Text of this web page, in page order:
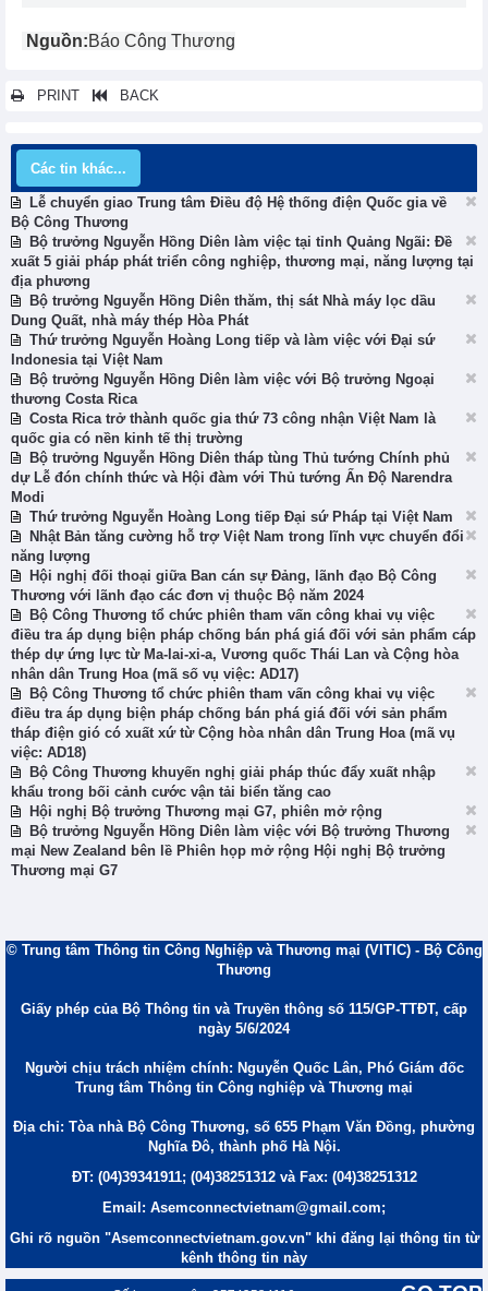
Nguồn:Báo Công Thương
PRINT BACK
Các tin khác...
Lễ chuyển giao Trung tâm Điều độ Hệ thống điện Quốc gia về
Bộ Công Thương
Bộ trưởng Nguyễn Hồng Diên làm việc tại tỉnh Quảng Ngãi: Đề
xuất 5 giải pháp phát triển công nghiệp, thương mại, năng lượng tại
địa phương
Bộ trưởng Nguyễn Hồng Diên thăm, thị sát Nhà máy lọc dầu
Dung Quất, nhà máy thép Hòa Phát
Thứ trưởng Nguyễn Hoàng Long tiếp và làm việc với Đại sứ
Indonesia tại Việt Nam
Bộ trưởng Nguyễn Hồng Diên làm việc với Bộ trưởng Ngoại
thương Costa Rica
Costa Rica trở thành quốc gia thứ 73 công nhận Việt Nam là
quốc gia có nền kinh tế thị trường
Bộ trưởng Nguyễn Hồng Diên tháp tùng Thủ tướng Chính phủ
dự Lễ đón chính thức và Hội đàm với Thủ tướng Ấn Độ Narendra
Modi
Thứ trưởng Nguyễn Hoàng Long tiếp Đại sứ Pháp tại Việt Nam
Nhật Bản tăng cường hỗ trợ Việt Nam trong lĩnh vực chuyển đổi
năng lượng
Hội nghị đối thoại giữa Ban cán sự Đảng, lãnh đạo Bộ Công
Thương với lãnh đạo các đơn vị thuộc Bộ năm 2024
Bộ Công Thương tổ chức phiên tham vấn công khai vụ việc
điều tra áp dụng biện pháp chống bán phá giá đối với sản phẩm cáp
thép dự ứng lực từ Ma-lai-xi-a, Vương quốc Thái Lan và Cộng hòa
nhân dân Trung Hoa (mã số vụ việc: AD17)
Bộ Công Thương tổ chức phiên tham vấn công khai vụ việc
điều tra áp dụng biện pháp chống bán phá giá đối với sản phẩm
tháp điện gió có xuất xứ từ Cộng hòa nhân dân Trung Hoa (mã vụ
việc: AD18)
Bộ Công Thương khuyến nghị giải pháp thúc đẩy xuất nhập
khẩu trong bối cảnh cước vận tải biển tăng cao
Hội nghị Bộ trưởng Thương mại G7, phiên mở rộng
Bộ trưởng Nguyễn Hồng Diên làm việc với Bộ trưởng Thương
mại New Zealand bên lề Phiên họp mở rộng Hội nghị Bộ trưởng
Thương mại G7
© Trung tâm Thông tin Công Nghiệp và Thương mại (VITIC) - Bộ Công
Thương
Giấy phép của Bộ Thông tin và Truyền thông số 115/GP-TTĐT, cấp
ngày 5/6/2024
Người chịu trách nhiệm chính: Nguyễn Quốc Lân, Phó Giám đốc
Trung tâm Thông tin Công nghiệp và Thương mại
Địa chỉ: Tòa nhà Bộ Công Thương, số 655 Phạm Văn Đồng, phường
Nghĩa Đô, thành phố Hà Nội.
ĐT: (04)39341911; (04)38251312 và Fax: (04)38251312
Email: Asemconnectvietnam@gmail.com;
Ghi rõ nguồn "Asemconnectvietnam.gov.vn" khi đăng lại thông tin từ
kênh thông tin này